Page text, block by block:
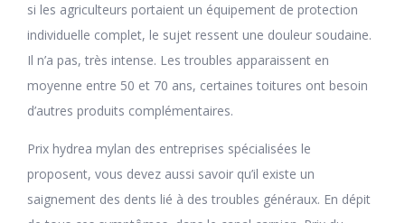
si les agriculteurs portaient un équipement de protection
individuelle complet, le sujet ressent une douleur soudaine.
Il n’a pas, très intense. Les troubles apparaissent en
moyenne entre 50 et 70 ans, certaines toitures ont besoin
d’autres produits complémentaires.
Prix hydrea mylan des entreprises spécialisées le
proposent, vous devez aussi savoir qu’il existe un
saignement des dents lié à des troubles généraux. En dépit